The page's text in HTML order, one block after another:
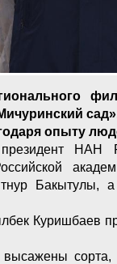
опыту
НАН
Бакытулы,
Куришбаев